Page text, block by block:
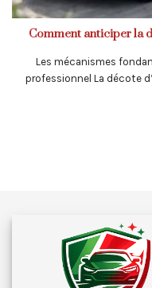
Comment anticiper la
Les mécanismes
professionnel La décote